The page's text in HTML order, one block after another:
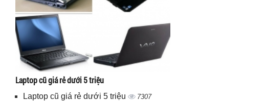
Laptop cũ giá rẻ dưới 5 triệu
Laptop cũ giá rẻ dưới 5 triệu 7307